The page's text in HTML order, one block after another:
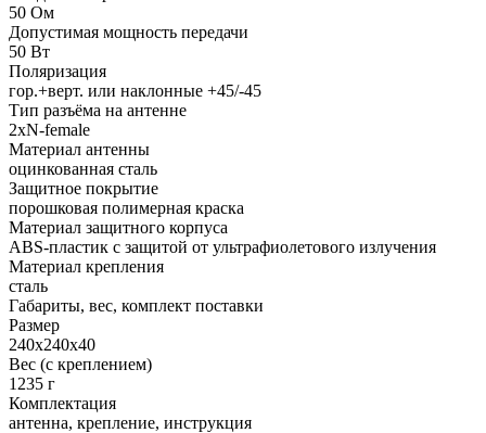
50 Ом
Допустимая мощность передачи
50 Вт
Поляризация
гор.+верт. или наклонные +45/-45
Тип разъёма на антенне
2хN-female
Материал антенны
оцинкованная сталь
Защитное покрытие
порошковая полимерная краска
Материал защитного корпуса
ABS-пластик с защитой от ультрафиолетового излучения
Материал крепления
сталь
Габариты, вес, комплект поставки
Размер
240х240х40
Вес (с креплением)
1235 г
Комплектация
антенна, крепление, инструкция